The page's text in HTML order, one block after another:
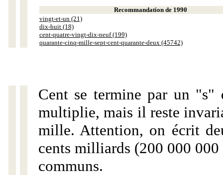
Recommandation de 1990
vingt-et-un (21)
dix-huit (18)
cent-quatre-vingt-dix-neuf (199)
quarante-cinq-mille-sept-cent-quarante-deux (45742)
Cent se termine par un "s"
multiplie, mais il reste
mille. Attention, on écrit
cents milliards (200 000
communs.